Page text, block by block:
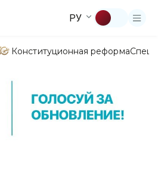
РУ
Конституционная реформа